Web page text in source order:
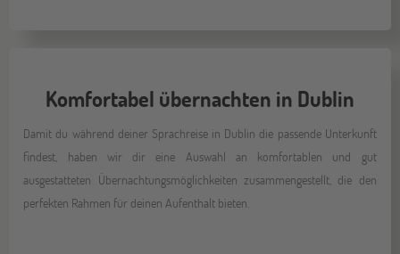
Komfortabel übernachten in Dublin
Damit du während deiner Sprachreise in Dublin die passende Unterkunft
findest, haben wir dir eine Auswahl an komfortablen und gut
ausgestatteten Übernachtungsmöglichkeiten zusammengestellt, die den
perfekten Rahmen für deinen Aufenthalt bieten.